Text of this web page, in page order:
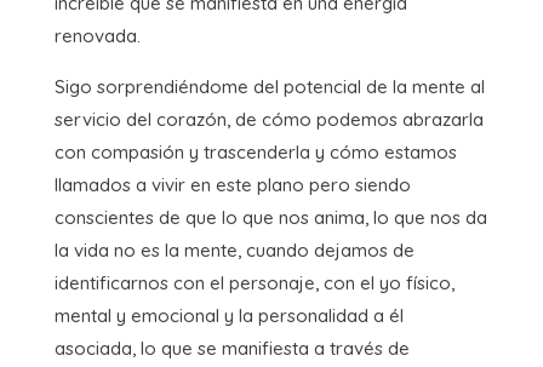
renovada.
Sigo sorprendiéndome del potencial de la mente al
servicio del corazón, de cómo podemos abrazarla
con compasión y trascenderla y cómo estamos
llamados a vivir en este plano pero siendo
conscientes de que lo que nos anima, lo que nos da
la vida no es la mente, cuando dejamos de
identificarnos con el personaje, con el yo físico,
mental y emocional y la personalidad a él
asociada, lo que se manifiesta a través de